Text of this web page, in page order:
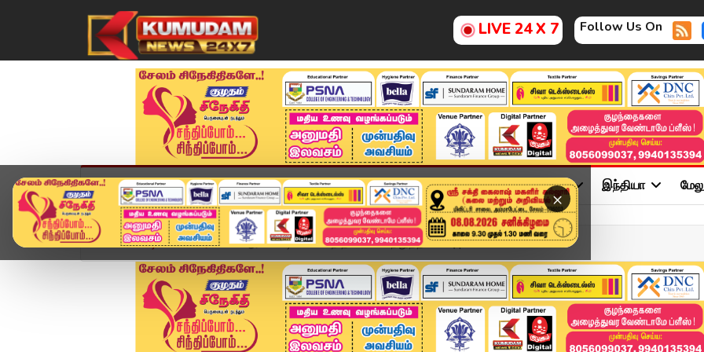
LIVE 24 X 7 Follow Us On
×
முகப்பு விளையாட்டு அண்மை தமிழ்நாடு சினிமா அரசியல் விளையாட்டு இந்தியா
Home வீடியோ ஸ்டோரி பி.ஆர்.பாண்டியன் சிறை தண்டனை நிறுத்திவைப்பு | P...